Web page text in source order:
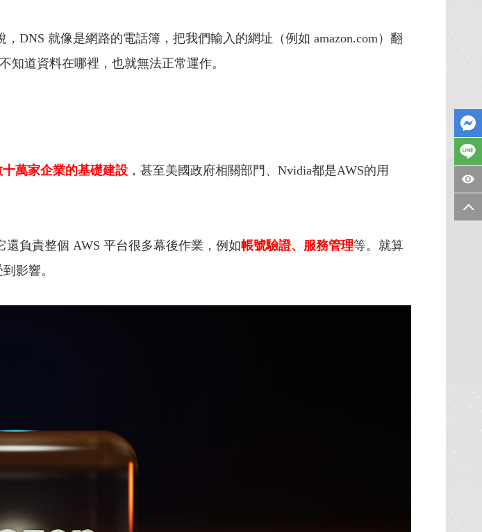
，DNS 就像是網路的電話簿，把我們輸入的網址（例如 amazon.com）翻
知道資料在哪裡，也就無法正常運作。
萬家企業的基礎建設 ，甚至美國政府相關部門、Nvidia都是AWS的用
負責整個 AWS 平台很多幕後作業，例如帳號驗證、服務管理等。就算
影響。